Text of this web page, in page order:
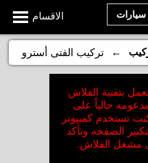
الاقسام سيارات
← تركيب الفتى أسترو
بتقنية الفلاش
حالياً على
تستخدم كمبيوتر
الصفحه وتأكد
مشغل الفلاش.